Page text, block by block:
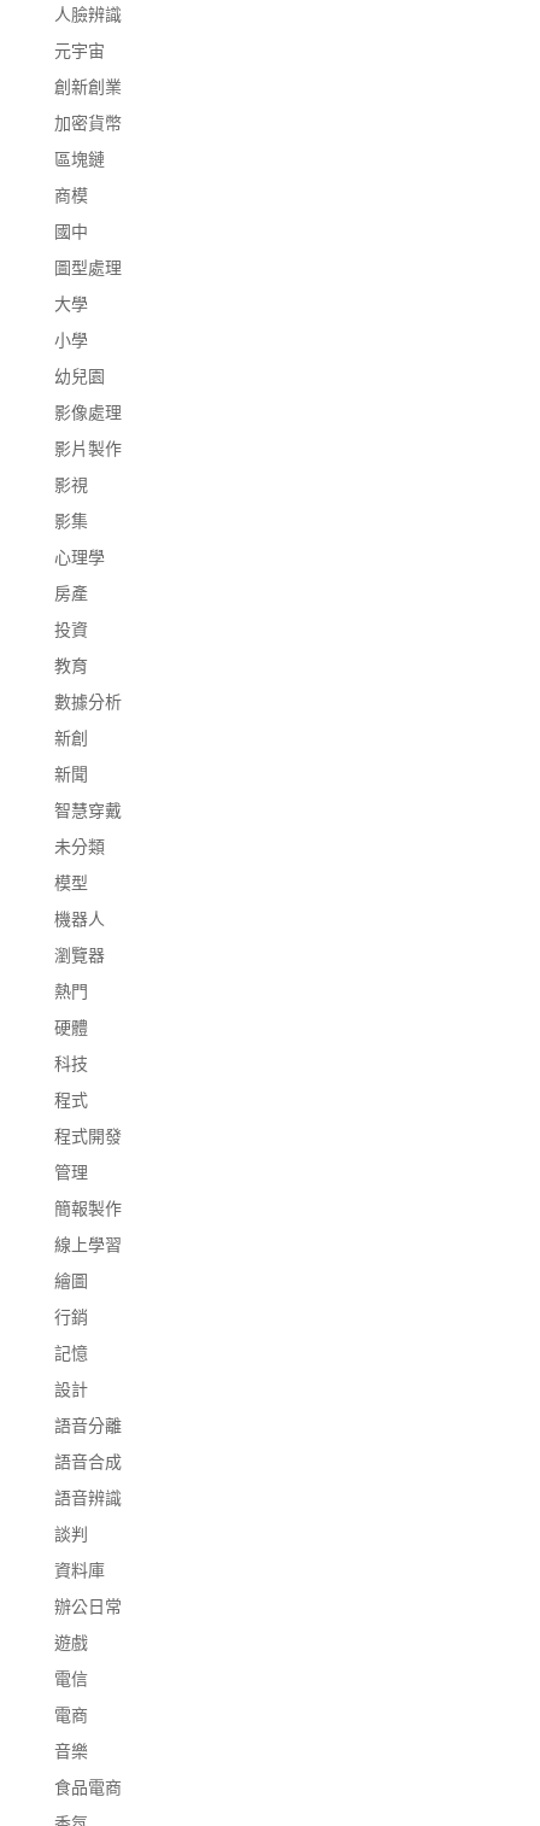
人臉辨識
元宇宙
創新創業
加密貨幣
區塊鏈
商模
國中
圖型處理
大學
小學
幼兒園
影像處理
影片製作
影視
影集
心理學
房產
投資
教育
數據分析
新創
新聞
智慧穿戴
未分類
模型
機器人
瀏覽器
熱門
硬體
科技
程式
程式開發
管理
簡報製作
線上學習
繪圖
行銷
記憶
設計
語音分離
語音合成
語音辨識
談判
資料庫
辦公日常
遊戲
電信
電商
音樂
食品電商